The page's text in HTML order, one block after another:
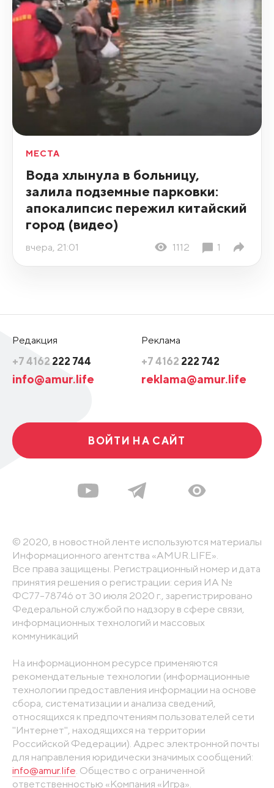
МЕСТА
Вода хлынула в больницу,
залила подземные парковки:
апокалипсис пережил китайский
город (видео)
вчера, 21:01 1112 1
Редакция
+7 4162 222 744
info@amur.life
Реклама
+7 4162 222 742
reklama@amur.life
ВОЙТИ НА САЙТ
© 2020, в новостной ленте используются материалы
Информационного агентства «AMUR.LIFE».
Все права защищены. Регистрационный номер и дата
принятия решения о регистрации: серия ИА №
ФС77-78746 от 30 июля 2020 г., зарегистрировано
Федеральной службой по надзору в сфере связи,
информационных технологий и массовых
коммуникаций
На информационном ресурсе применяются
рекомендательные технологии (информационные
технологии предоставления информации на основе
сбора, систематизации и анализа сведений,
относящихся к предпочтениям пользователей сети
"Интернет", находящихся на территории
Российской Федерации). Адрес электронной почты
для направления юридически значимых сообщений:
info@amur.life . Общество с ограниченной
ответственностью «Компания «Игра».